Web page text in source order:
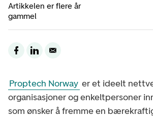
Artikkelen er flere år
gammel
Proptech Norway er et ideelt
organisasjoner og enkeltpersoner
som ønsker å fremme en